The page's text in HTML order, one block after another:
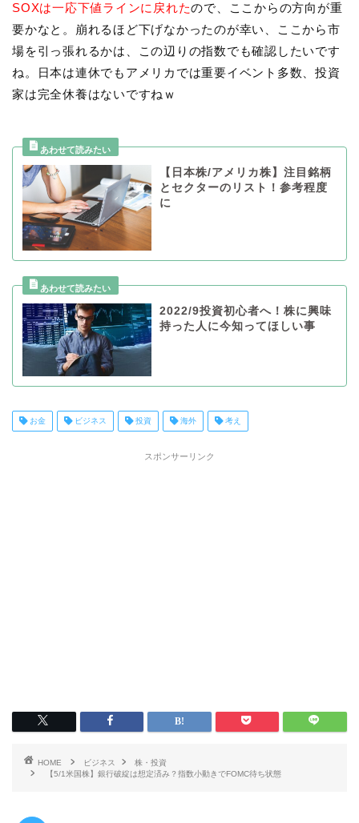
SOXは一応下値ラインに戻れたので、ここからの方向が重
要かなと。崩れるほど下げなかったのが幸い、ここから市
場を引っ張れるかは、この辺りの指数でも確認したいです
ね。日本は連休でもアメリカでは重要イベント多数、投資
家は完全休養はないですねｗ
【日本株/アメリカ株】注目銘柄
とセクターのリスト！参考程度
に
2022/9投資初心者へ！株に興味
持った人に今知ってほしい事
お金 ビジネス 投資 海外 考え
スポンサーリンク
HOME ビジネス
株・投資
【5/1米国株】銀行破綻は想定済み？指数小動きでFOMC待ち状態